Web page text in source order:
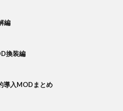
編
換装編
導入MODまとめ